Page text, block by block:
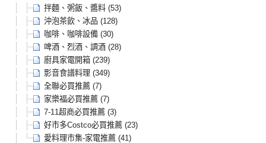
拌麵、粥飯、醬料 (53)
沖泡茶飲、冰品 (128)
咖啡、咖啡設備 (30)
啤酒、烈酒、調酒 (28)
廚具家電開箱 (239)
影音食譜料理 (349)
全聯必買推薦 (7)
家樂福必買推薦 (7)
7-11超商必買推薦 (3)
好市多Costco必買推薦 (23)
愛料理市集-家電推薦 (41)